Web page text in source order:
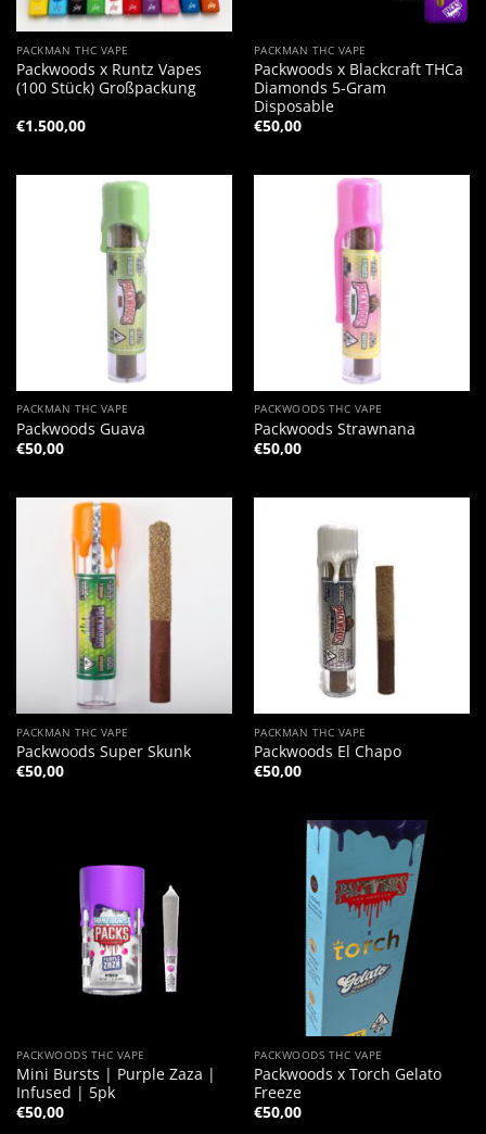
PACKMAN THC VAPE
Packwoods x Runtz Vapes
(100 Stück) Großpackung
€1.500,00
PACKMAN THC VAPE
Packwoods x Blackcraft THCa
Diamonds 5-Gram
Disposable
€50,00
PACKMAN THC VAPE
Packwoods Guava
€50,00
PACKWOODS THC VAPE
Packwoods Strawnana
€50,00
PACKMAN THC VAPE
Packwoods Super Skunk
€50,00
PACKMAN THC VAPE
Packwoods El Chapo
€50,00
PACKWOODS THC VAPE
Mini Bursts | Purple Zaza |
Infused | 5pk
€50,00
PACKWOODS THC VAPE
Packwoods x Torch Gelato
Freeze
€50,00